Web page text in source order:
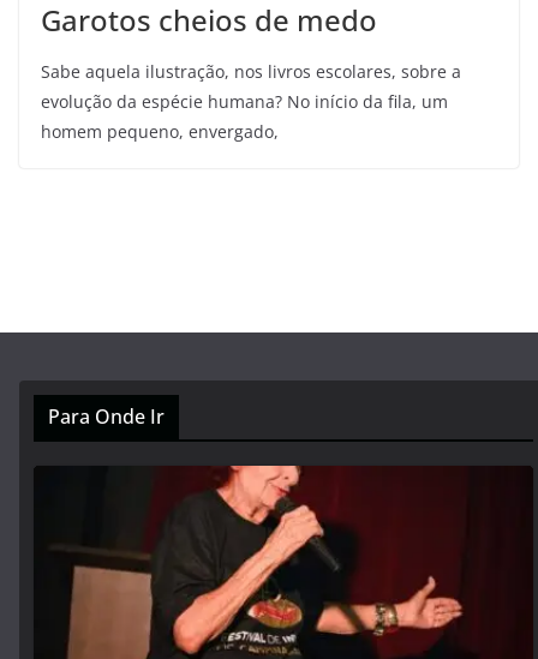
Garotos cheios de medo
Sabe aquela ilustração, nos livros escolares, sobre a
evolução da espécie humana? No início da fila, um
homem pequeno, envergado,
Para Onde Ir